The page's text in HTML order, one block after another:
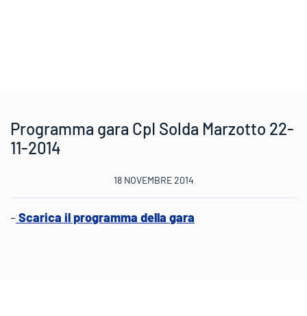
Programma gara CpI Solda Marzotto 22-
11-2014
18 NOVEMBRE 2014
–Scarica il programma della gara